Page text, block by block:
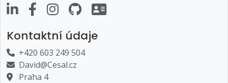
Kontaktní údaje
+420 603 249 504
David@Cesal.cz
Praha 4